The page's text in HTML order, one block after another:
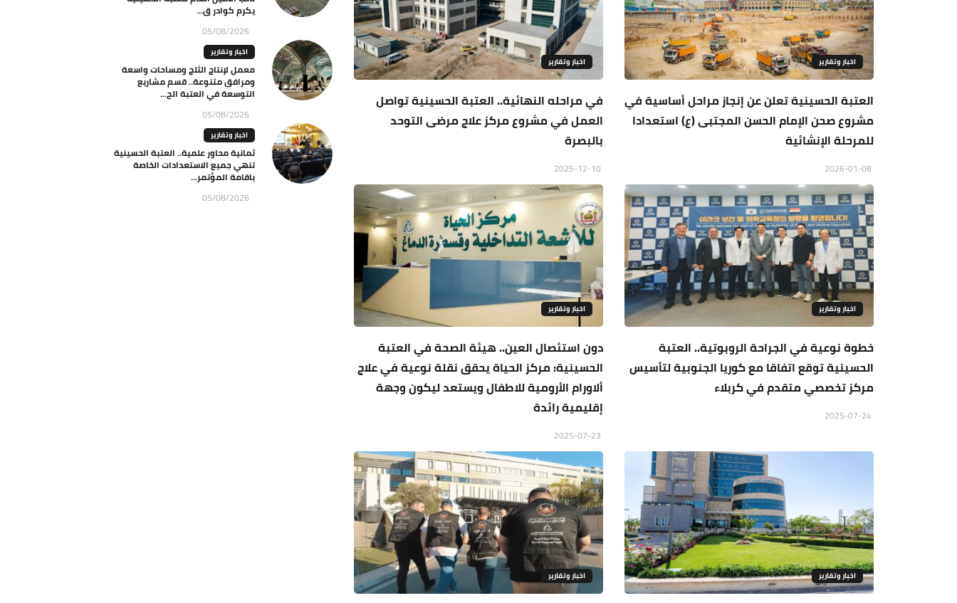
اخبار وتقارير
العتبة الحسينية تعلن عن إنجاز مراحل أساسية في
مشروع صحن الإمام الحسن المجتبى (ع) استعدادا
للمرحلة الإنشائية
اخبار وتقارير
في مراحله النهائية.. العتبة الحسينية تواصل
العمل في مشروع مركز علاج مرضى التوحد
بالبصرة
اخبار وتقارير
خطوة نوعية في الجراحة الروبوتية.. العتبة
الحسينية توقع اتفاقا مع كوريا الجنوبية لتأسيس
مركز تخصصي متقدم في كربلاء
اخبار وتقارير
دون استئصال العين.. هيئة الصحة في العتبة
الحسينية: مركز الحياة يحقق نقلة نوعية في علاج
ألاورام الأرومية للاطفال ويستعد ليكون وجهة
إقليمية رائدة
اخبار وتقارير اخبار وتقارير
يكرم كوادر ق...
05/08/2026
اخبار وتقارير
معمل لإنتاج الثلج ومساحات واسعة
ومرافق متنوعة.. قسم مشاريع
التوسعة في العتبة الح...
05/08/2026
اخبار وتقارير
ثمانية محاور علمية.. العتبة الحسينية
تنهي جميع الاستعدادات الخاصة
باقامة المؤتمر...
05/08/2026